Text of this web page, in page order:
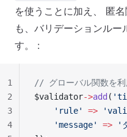
を使うことに加え、 匿
も、バリデーションルー
す。 :
// グローバル関数を利
$validator->add (
    'rule'
=>
    'message'
=> '
1
2
3
4